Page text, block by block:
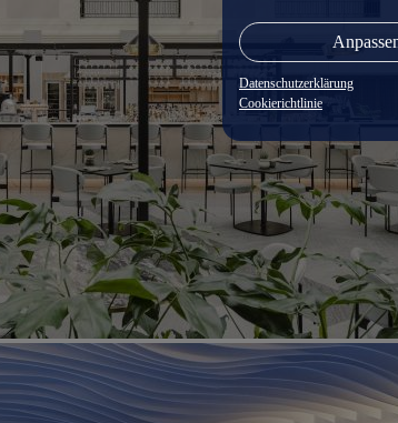
Datenschutzerklärung
Cookierichtlinie